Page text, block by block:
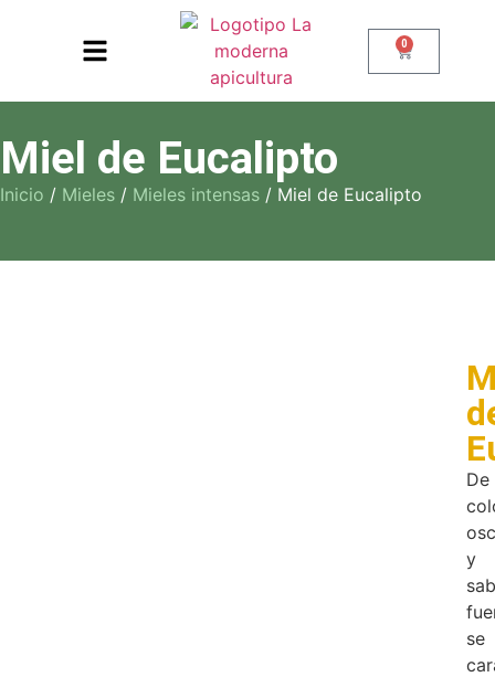
0
Miel de Eucalipto
Inicio / Mieles / Mieles intensas / Miel de Eucalipto
De
y
se